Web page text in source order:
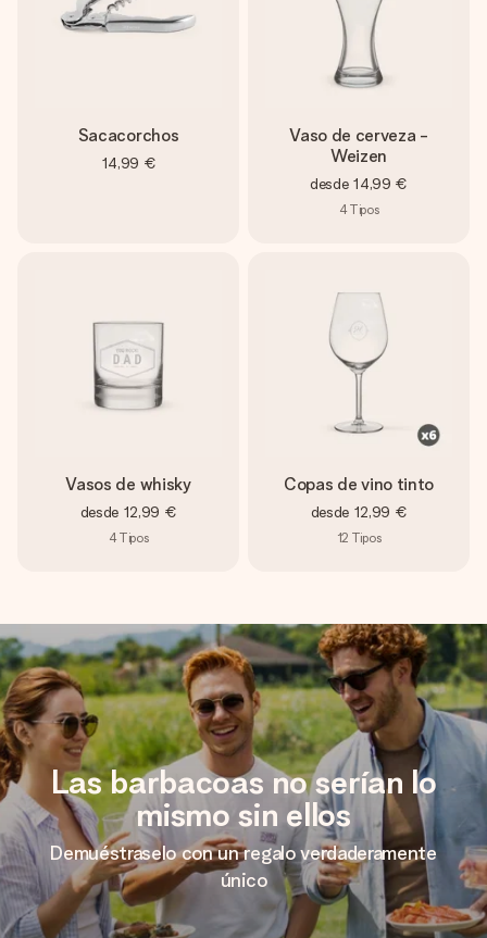
Sacacorchos
14,99 €
Vaso de cerveza -
Weizen
desde 14,99 €
4Tipos
Vasos de whisky
desde 12,99 €
4Tipos
Copas de vino tinto
desde 12,99 €
12 Tipos
Las barbacoas no serían lo
mismo sin ellos
Demuéstraselo con un regalo verdaderamente
único